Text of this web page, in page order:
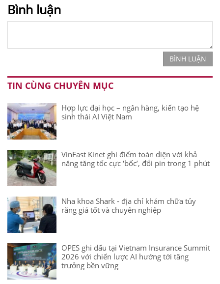
Bình luận
BÌNH LUẬN
TIN CÙNG CHUYÊN MỤC
Hợp lực đại học – ngân hàng, kiến tạo hệ
sinh thái AI Việt Nam
VinFast Kinet ghi điểm toàn diện với khả
năng tăng tốc cực ‘bốc’, đổi pin trong 1 phút
Nha khoa Shark - địa chỉ khám chữa tủy
răng giá tốt và chuyên nghiệp
OPES ghi dấu tại Vietnam Insurance Summit
2026 với chiến lược AI hướng tới tăng
trưởng bền vững